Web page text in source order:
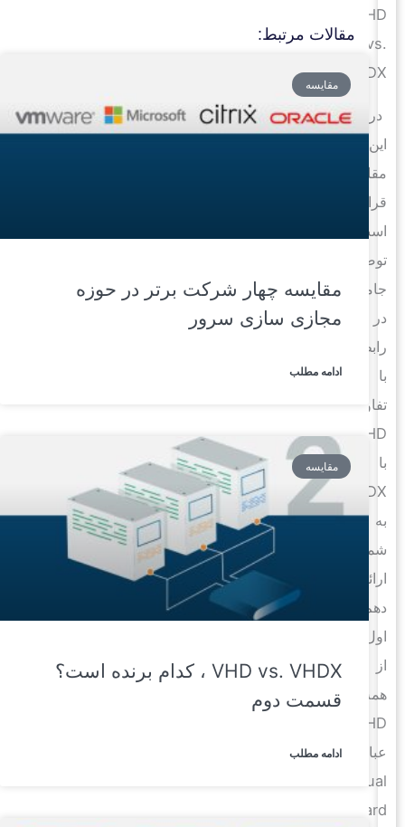
VHD
vs.
VHDX
مقاله،
قرار
است
توضیحات
جامعی
رابطه
تفاوت
VHD
VHDX
شما
ارائه
دهم.
اول
همه،
VHDمخفف
عبارت
Virtual
Hard
مقالات مرتبط:
مقایسه
مقایسه چهار شرکت برتر در حوزه
مجازی سازی سرور
ادامه مطلب
مقایسه
VHD vs. VHDX ، کدام برنده است؟
قسمت دوم
ادامه مطلب